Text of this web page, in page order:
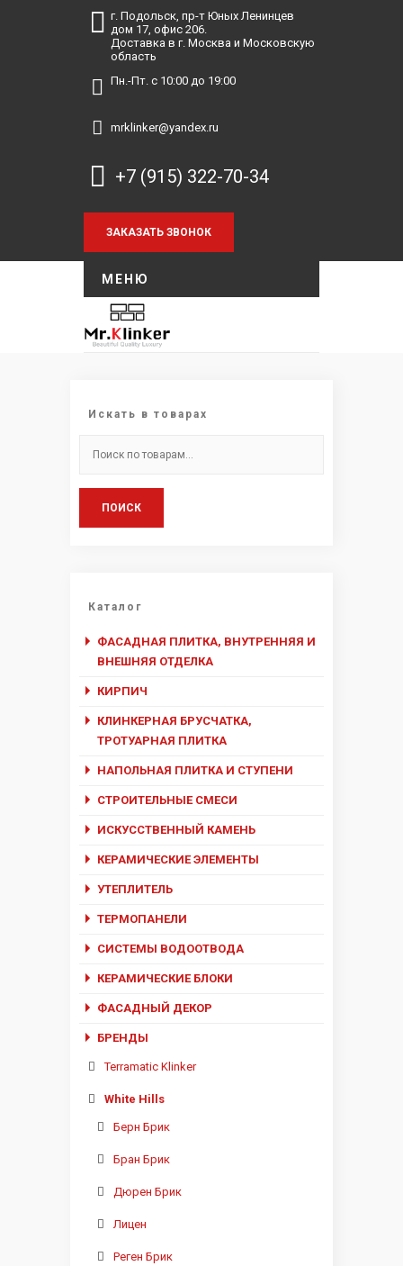
г. Подольск, пр-т Юных Ленинцев
дом 17, офис 206.
Доставка в г. Москва и Московскую
область
Пн.-Пт. с 10:00 до 19:00
mrklinker@yandex.ru
+7 (915) 322-70-34
МЕНЮ
Искать в товарах
ПОИСК
Каталог
ФАСАДНАЯ ПЛИТКА, ВНУТРЕННЯЯ И
ВНЕШНЯЯ ОТДЕЛКА
КИРПИЧ
КЛИНКЕРНАЯ БРУСЧАТКА,
ТРОТУАРНАЯ ПЛИТКА
НАПОЛЬНАЯ ПЛИТКА И СТУПЕНИ
СТРОИТЕЛЬНЫЕ СМЕСИ
ИСКУССТВЕННЫЙ КАМЕНЬ
КЕРАМИЧЕСКИЕ ЭЛЕМЕНТЫ
УТЕПЛИТЕЛЬ
ТЕРМОПАНЕЛИ
СИСТЕМЫ ВОДООТВОДА
КЕРАМИЧЕСКИЕ БЛОКИ
ФАСАДНЫЙ ДЕКОР
БРЕНДЫ
Terramatic Klinker
White Hills
Берн Брик
Бран Брик
Дюрен Брик
Лицен
Реген Брик